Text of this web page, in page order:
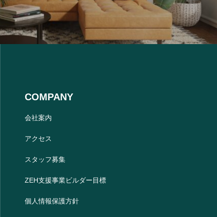
COMPANY
会社案内
アクセス
スタッフ募集
ZEH支援事業ビルダー目標
個人情報保護方針